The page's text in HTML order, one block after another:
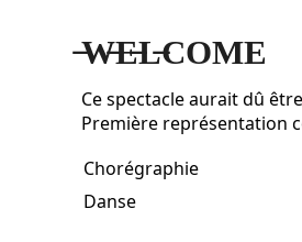
̶W̶E̶L̶COME
Ce spectacle aurait dû
Première représentation
Chorégraphie
Danse